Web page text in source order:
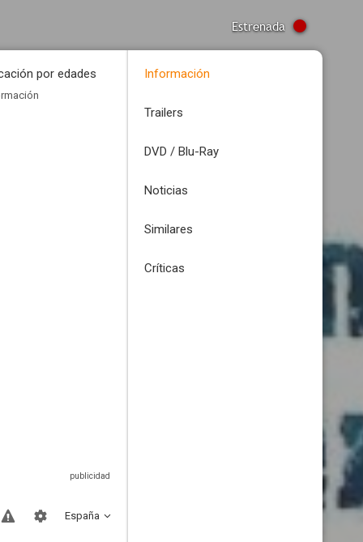
Estrenada
por edades
España
Información
Trailers
DVD / Blu-Ray
Noticias
Similares
Críticas